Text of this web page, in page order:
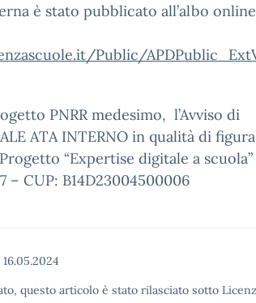
è stato pubblicato all’albo online
Public/
PNRR medesimo, l’Avviso di
ATA INTERNO in qualità di
“Expertise digitale a scuola”
– CUP: B14D23004500006
16.05.2024
questo articolo è stato rilasciato sotto